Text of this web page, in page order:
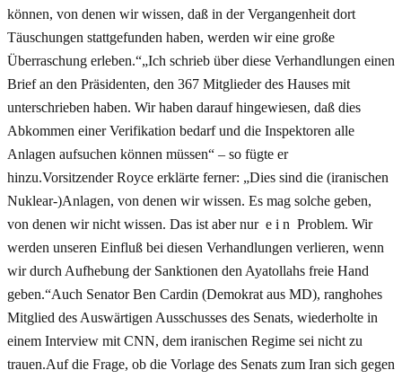
können, von denen wir wissen, daß in der Vergangenheit dort
Täuschungen stattgefunden haben, werden wir eine große
Überraschung erleben.“„Ich schrieb über diese Verhandlungen einen
Brief an den Präsidenten, den 367 Mitglieder des Hauses mit
unterschrieben haben. Wir haben darauf hingewiesen, daß dies
Abkommen einer Verifikation bedarf und die Inspektoren alle
Anlagen aufsuchen können müssen“ – so fügte er
hinzu.Vorsitzender Royce erklärte ferner: „Dies sind die (iranischen
Nuklear-)Anlagen, von denen wir wissen. Es mag solche geben,
von denen wir nicht wissen. Das ist aber nur e i n Problem. Wir
werden unseren Einfluß bei diesen Verhandlungen verlieren, wenn
wir durch Aufhebung der Sanktionen den Ayatollahs freie Hand
geben.“Auch Senator Ben Cardin (Demokrat aus MD), ranghohes
Mitglied des Auswärtigen Ausschusses des Senats, wiederholte in
einem Interview mit CNN, dem iranischen Regime sei nicht zu
trauen.Auf die Frage, ob die Vorlage des Senats zum Iran sich gegen